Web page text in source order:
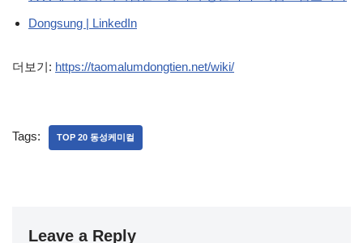
Dongsung | LinkedIn
더보기: https://taomalumdongtien.net/wiki/
Tags: TOP 20 동성케미컬
Leave a Reply